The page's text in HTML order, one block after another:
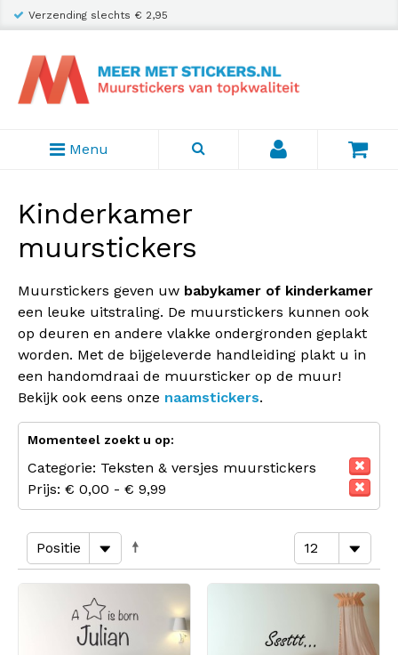
Verzending slechts € 2,95
Inclusief plakhandleiding
Menu
Kinderkamer
muurstickers
Muurstickers geven uw babykamer of kinderkamer
een leuke uitstraling. De muurstickers kunnen ook
op deuren en andere vlakke ondergronden geplakt
worden. Met de bijgeleverde handleiding plakt u in
een handomdraai de muursticker op de muur!
Bekijk ook eens onze naamstickers.
Momenteel zoekt u op:
Categorie: Teksten & versjes muurstickers
Prijs: € 0,00 - € 9,99